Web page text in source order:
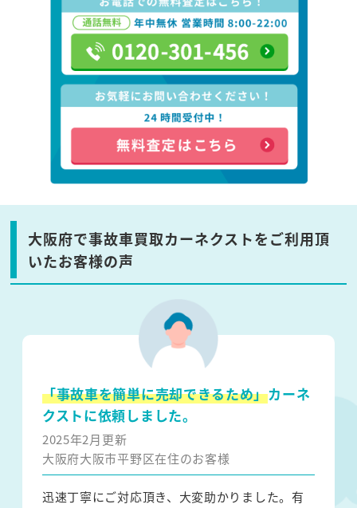
大阪府で事故車買取カーネクストをご利用頂
いたお客様の声
「事故車を簡単に売却できるため」カーネ
クストに依頼しました。
2025年2月更新
大阪府大阪市平野区在住のお客様
迅速丁寧にご対応頂き、大変助かりました。有